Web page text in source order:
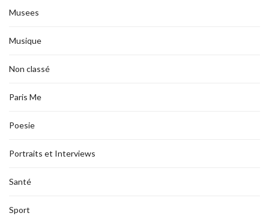
Musees
Musique
Non classé
Paris Me
Poesie
Portraits et Interviews
Santé
Sport